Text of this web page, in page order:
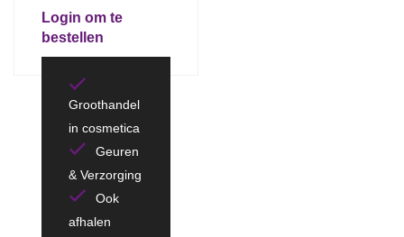
Login om te
bestellen
Groothandel
in cosmetica
Geuren
& Verzorging
Ook
afhalen